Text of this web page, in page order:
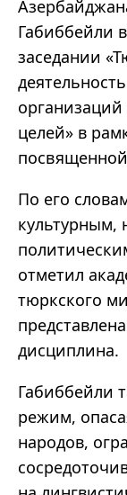
Габиббейли
заседании
целей» в
По его
культурным,
отметил
тюркского
дисциплина.
Габиббейли
режим,
народов,